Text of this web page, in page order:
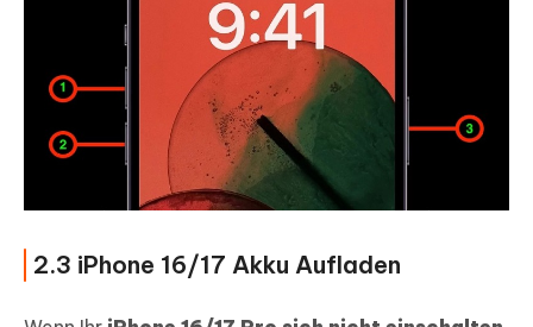
2.3 iPhone 16/17 Akku Aufladen